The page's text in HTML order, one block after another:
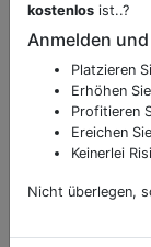
Sie
oder
Klicken Sie
Gerne
Ihr
kostenlos ist..?
Anmelden
Platzieren
Erhöhen
Profitieren
Ereichen
Keinerlei
Nicht überlegen,